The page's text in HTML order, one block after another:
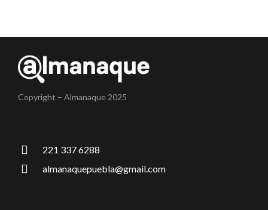
Copyright – Almanaque 2025
221 337 6288
almanaquepuebla@gmail.com